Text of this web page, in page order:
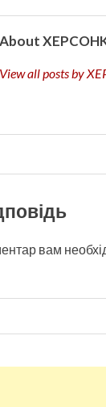
About
View all posts by
вам